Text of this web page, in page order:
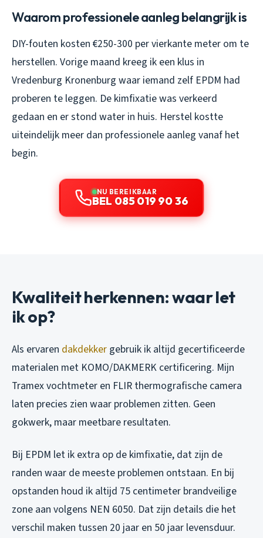
Waarom professionele aanleg belangrijk is
DIY-fouten kosten €250-300 per vierkante meter om te
herstellen. Vorige maand kreeg ik een klus in
Vredenburg Kronenburg waar iemand zelf EPDM had
proberen te leggen. De kimfixatie was verkeerd
gedaan en er stond water in huis. Herstel kostte
uiteindelijk meer dan professionele aanleg vanaf het
begin.
NU BEREIKBAAR
BEL 085 019 90 36
Kwaliteit herkennen: waar let
ik op?
Als ervaren dakdekker gebruik ik altijd gecertificeerde
materialen met KOMO/DAKMERK certificering. Mijn
Tramex vochtmeter en FLIR thermografische camera
laten precies zien waar problemen zitten. Geen
gokwerk, maar meetbare resultaten.
Bij EPDM let ik extra op de kimfixatie, dat zijn de
randen waar de meeste problemen ontstaan. En bij
opstanden houd ik altijd 75 centimeter brandveilige
zone aan volgens NEN 6050. Dat zijn details die het
verschil maken tussen 20 jaar en 50 jaar levensduur.